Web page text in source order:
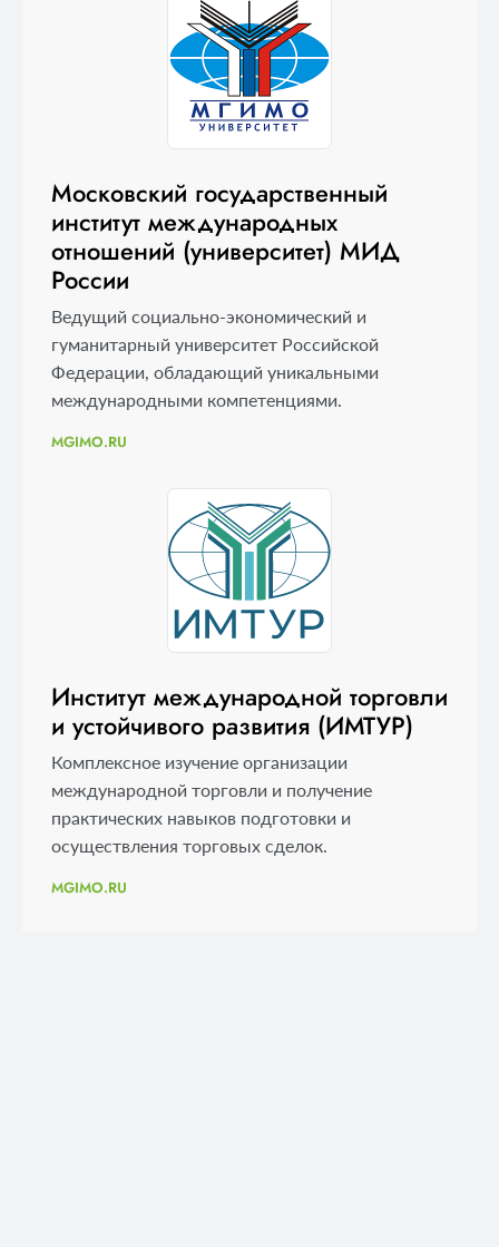
Московский государственный
институт международных
отношений (университет) МИД
России
Ведущий социально-экономический и
гуманитарный университет Российской
Федерации, обладающий уникальными
международными компетенциями.
MGIMO.RU
Институт международной торговли
и устойчивого развития (ИМТУР)
Комплексное изучение организации
международной торговли и получение
практических навыков подготовки и
осуществления торговых сделок.
MGIMO.RU